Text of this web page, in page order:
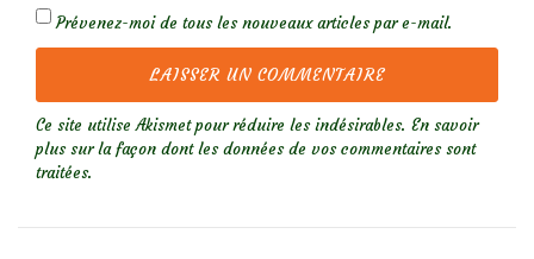
Prévenez-moi de tous les nouveaux articles par e-mail.
Ce site utilise Akismet pour réduire les indésirables. En savoir
plus sur la façon dont les données de vos commentaires sont
traitées.